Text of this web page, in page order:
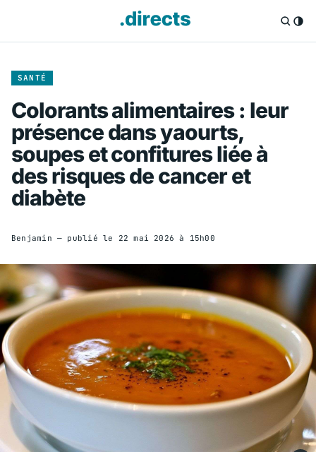
SANTÉ
Colorants alimentaires : leur
présence dans yaourts,
soupes et confitures liée à
des risques de cancer et
diabète
Benjamin — publié le 22 mai 2026 à 15h00